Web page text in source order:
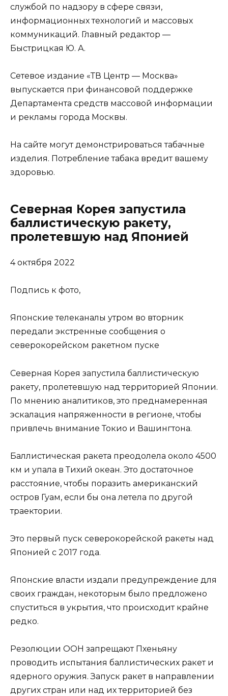
службой по надзору в сфере связи,
информационных технологий и массовых
коммуникаций. Главный редактор —
Быстрицкая Ю. А.
Сетевое издание «ТВ Центр — Москва»
выпускается при финансовой поддержке
Департамента средств массовой информации
и рекламы города Москвы.
На сайте могут демонстрироваться табачные
изделия. Потребление табака вредит вашему
здоровью.
Северная Корея запустила
баллистическую ракету,
пролетевшую над Японией
4 октября 2022
Подпись к фото,
Японские телеканалы утром во вторник
передали экстренные сообщения о
северокорейском ракетном пуске
Северная Корея запустила баллистическую
ракету, пролетевшую над территорией Японии.
По мнению аналитиков, это преднамеренная
эскалация напряженности в регионе, чтобы
привлечь внимание Токио и Вашингтона.
Баллистическая ракета преодолела около 4500
км и упала в Тихий океан. Это достаточное
расстояние, чтобы поразить американский
остров Гуам, если бы она летела по другой
траектории.
Это первый пуск северокорейской ракеты над
Японией с 2017 года.
Японские власти издали предупреждение для
своих граждан, некоторым было предложено
спуститься в укрытия, что происходит крайне
редко.
Резолюции ООН запрещают Пхеньяну
проводить испытания баллистических ракет и
ядерного оружия. Запуск ракет в направлении
других стран или над их территорией без